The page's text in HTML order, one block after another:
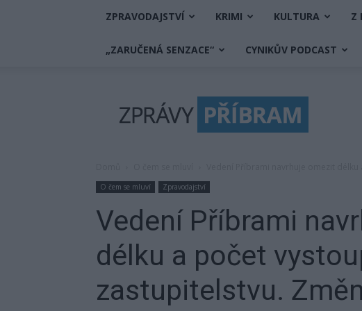
ZPRAVODAJSTVÍ KRIMI KULTURA Z
„ZARUČENÁ SENZACE“ CYNIKŮV PODCAST
Příbram
O čem se mluví Zpravodajství
Vedení Příbrami
délku a počet
zastupitelstvu.